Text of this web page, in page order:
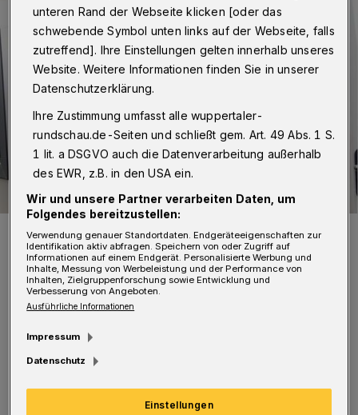
Die Bescheinigung über ein negatives Corona-
Testergebnis darf dabei nicht älter als 24
„1:1:1 Regel: 1 Besucher, pro 1 Tag für 1
unteren Rand der Webseite klicken [oder das
schwebende Symbol unten links auf der Webseite, falls
zutreffend]. Ihre Einstellungen gelten innerhalb unseres
Website. Weitere Informationen finden Sie in unserer
Datenschutzerklärung.
Ihre Zustimmung umfasst alle wuppertaler-
rundschau.de-Seiten und schließt gem. Art. 49 Abs. 1 S.
1 lit. a DSGVO auch die Datenverarbeitung außerhalb
des EWR, z.B. in den USA ein.
Wir und unsere Partner verarbeiten Daten, um
Folgendes bereitzustellen:
Verwendung genauer Standortdaten. Endgeräteeigenschaften zur
Identifikation aktiv abfragen. Speichern von oder Zugriff auf
Informationen auf einem Endgerät. Personalisierte Werbung und
Inhalte, Messung von Werbeleistung und der Performance von
Inhalten, Zielgruppenforschung sowie Entwicklung und
Verbesserung von Angeboten.
Ausführliche Informationen
Impressum
Datenschutz
Einstellungen